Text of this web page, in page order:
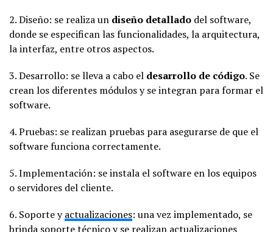
2. Diseño: se realiza un diseño detallado del software,
donde se especifican las funcionalidades, la arquitectura,
la interfaz, entre otros aspectos.
3. Desarrollo: se lleva a cabo el desarrollo de código. Se
crean los diferentes módulos y se integran para formar el
software.
4. Pruebas: se realizan pruebas para asegurarse de que el
software funciona correctamente.
5. Implementación: se instala el software en los equipos
o servidores del cliente.
6. Soporte yactualizaciones: una vez implementado, se
brinda soporte técnico y se realizan actualizaciones